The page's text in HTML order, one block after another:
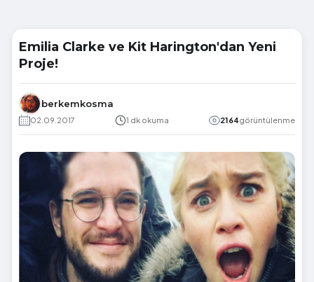
Emilia Clarke ve Kit Harington'dan Yeni
Proje!
berkemkosma
02.09.2017 1 dk okuma 2164görüntülenme